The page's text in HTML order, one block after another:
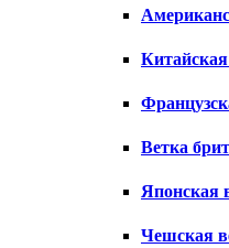
Ветка
Японская
Чешская